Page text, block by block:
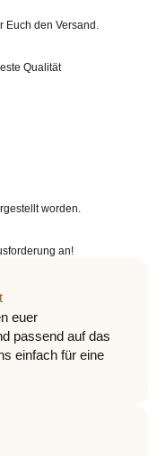
Euch den Versand.
Qualität
worden.
an!
euer
passend auf das
einfach für eine